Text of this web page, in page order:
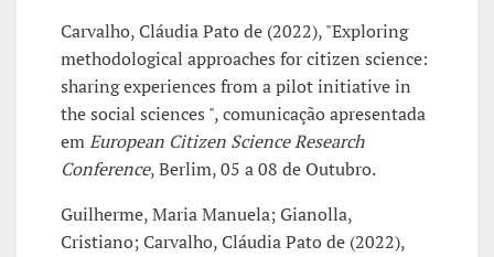
Carvalho, Cláudia Pato de (2022), "Exploring
methodological approaches for citizen science:
sharing experiences from a pilot initiative in
the social sciences ", comunicação apresentada
emEuropean Citizen Science Research
Conference, Berlim, 05 a 08 de Outubro.
Guilherme, Maria Manuela; Gianolla,
Cristiano; Carvalho, Cláudia Pato de (2022),